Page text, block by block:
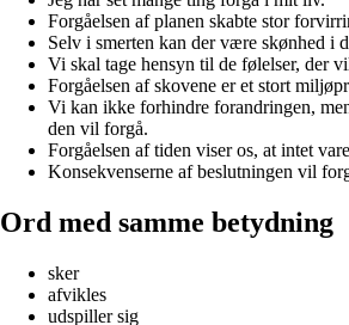
Forgåelsen af planen skabte stor
Selv i smerten kan der være skønhed i
Vi skal tage hensyn til de følelser, der
Forgåelsen af skovene er et stort
Vi kan ikke forhindre forandringen,
den vil forgå.
Forgåelsen af tiden viser os, at intet
Konsekvenserne af beslutningen vil
Ord med samme betydning
sker
afvikles
udspiller sig